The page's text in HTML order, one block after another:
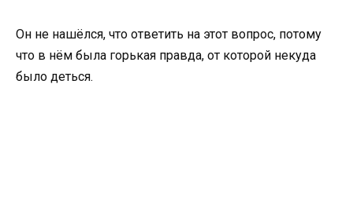
Он не нашёлся, что ответить на этот вопрос, потому
что в нём была горькая правда, от которой некуда
было деться.